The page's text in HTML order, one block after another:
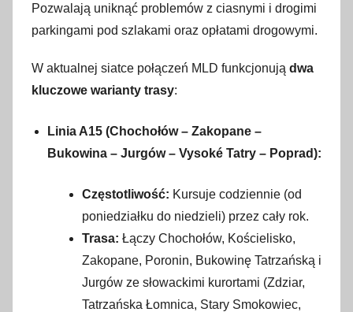
0
2
Pozwalają uniknąć problemów z ciasnymi i drogimi
parkingami pod szlakami oraz opłatami drogowymi.
W aktualnej siatce połączeń MLD funkcjonują dwa
kluczowe warianty trasy:
Linia A15 (Chochołów – Zakopane –
Bukowina – Jurgów – Vysoké Tatry – Poprad):
Częstotliwość: Kursuje codziennie (od
poniedziałku do niedzieli) przez cały rok.
Trasa: Łączy Chochołów, Kościelisko,
Zakopane, Poronin, Bukowinę Tatrzańską i
Jurgów ze słowackimi kurortami (Zdziar,
Tatrzańska Łomnica, Stary Smokowiec,